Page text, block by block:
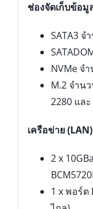
ช่องจัดเก็บข้อมู
SATA3 จ
NVMe จ
M.2 จำน
2280 และ
เครือข่าย
2 x
1 x พอร์ต